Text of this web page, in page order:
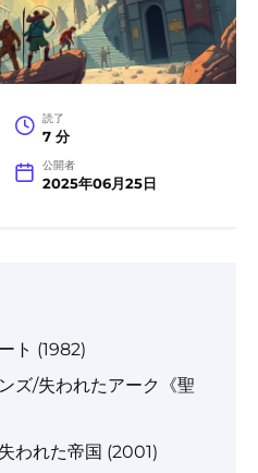
読了
7 分
公開者
2025年06月25日
ト (1982)
ズ/失われたアーク《聖
われた帝国 (2001)